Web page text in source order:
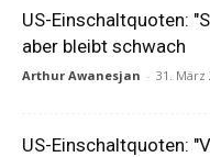
US-Einschaltquoten:
aber bleibt schwach
Arthur Awanesjan - 31. März
US-Einschaltquoten: